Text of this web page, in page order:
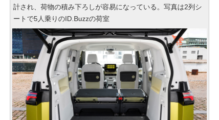
計され、荷物の積み下ろしが容易になっている。写真は2列シ
ートで5人乗りのID.Buzzの荷室